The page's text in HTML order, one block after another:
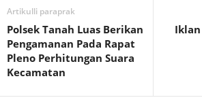
Artikulli paraprak
Polsek Tanah Luas Berikan
Pengamanan Pada Rapat
Pleno Perhitungan Suara
Kecamatan
Iklan